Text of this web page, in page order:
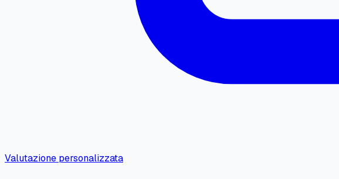
Valutazione personalizzata